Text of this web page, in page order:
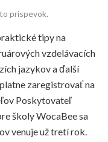
príspevok.
tipy na
vzdelávacích
jazykov a ďalší
zaregistrovať na
Poskytovateľ
školy WocaBee sa
venuje už tretí rok.